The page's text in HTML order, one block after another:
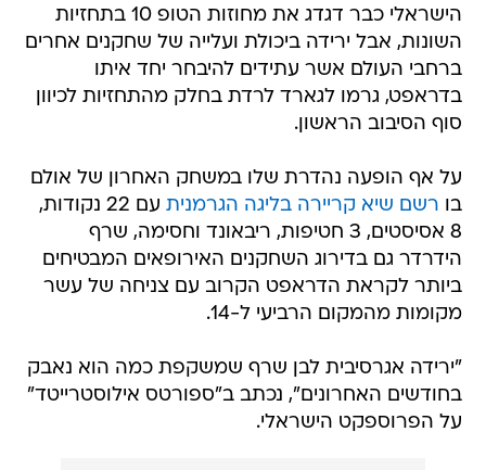
הישראלי כבר דגדג את מחוזות הטופ 10 בתחזיות
השונות, אבל ירידה ביכולת ועלייה של שחקנים אחרים
ברחבי העולם אשר עתידים להיבחר יחד איתו
בדראפט, גרמו לגארד לרדת בחלק מהתחזיות לכיוון
סוף הסיבוב הראשון.
על אף הופעה נהדרת שלו במשחק האחרון של אולם
בו רשם שיא קריירה בליגה הגרמנית
עם 22 נקודות,
8 אסיסטים, 3 חטיפות, ריבאונד וחסימה, שרף
הידרדר גם בדירוג השחקנים האירופאים המבטיחים
ביותר לקראת הדראפט הקרוב עם צניחה של עשר
מקומות מהמקום הרביעי ל-14.
"ירידה אגרסיבית לבן שרף שמשקפת כמה הוא נאבק
בחודשים האחרונים", נכתב ב"ספורטס אילוסטרייטד"
על הפרוספקט הישראלי.